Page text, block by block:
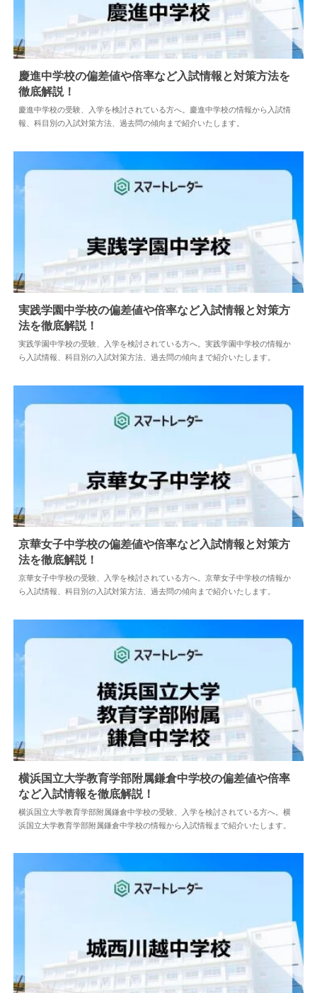
中学情報 2024.04.02
慶進中学校の偏差値や倍率など入試情報と対策方法を
徹底解説！
慶進中学校の受験、入学を検討されている方へ。慶進中学校の情報から入試情
報、科目別の入試対策方法、過去問の傾向まで紹介いたします。
中学情報 2024.04.02
実践学園中学校の偏差値や倍率など入試情報と対策方
法を徹底解説！
実践学園中学校の受験、入学を検討されている方へ。実践学園中学校の情報か
ら入試情報、科目別の入試対策方法、過去問の傾向まで紹介いたします。
中学情報 2024.04.02
京華女子中学校の偏差値や倍率など入試情報と対策方
法を徹底解説！
京華女子中学校の受験、入学を検討されている方へ。京華女子中学校の情報か
ら入試情報、科目別の入試対策方法、過去問の傾向まで紹介いたします。
中学情報 2024.04.18
横浜国立大学教育学部附属鎌倉中学校の偏差値や倍率
など入試情報を徹底解説！
横浜国立大学教育学部附属鎌倉中学校の受験、入学を検討されている方へ。横
浜国立大学教育学部附属鎌倉中学校の情報から入試情報まで紹介いたします。